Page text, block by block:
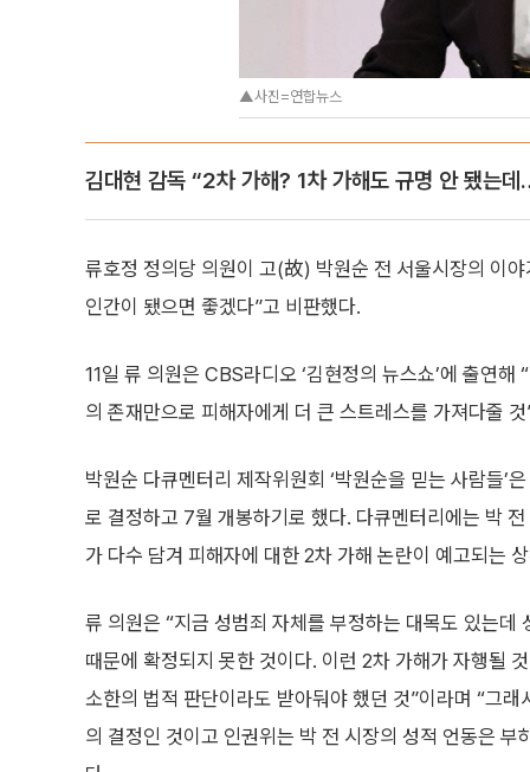
▲사진=연합뉴스
김대현 감독 “2차 가해? 1차 가해도 규명 안 됐는
류호정 정의당 의원이 고(故) 박원순 전 서울시장의 이
인간이 됐으면 좋겠다”고 비판했다.
11일 류 의원은 CBS라디오 ‘김현정의 뉴스쇼’에 출연
의 존재만으로 피해자에게 더 큰 스트레스를 가져다줄
박원순 다큐멘터리 제작위원회 ‘박원순을 믿는 사람들’
로 결정하고 7월 개봉하기로 했다. 다큐멘터리에는 박
가 다수 담겨 피해자에 대한 2차 가해 논란이 예고되는
류 의원은 “지금 성범죄 자체를 부정하는 대목도 있는데
때문에 확정되지 못한 것이다. 이런 2차 가해가 자행될
소한의 법적 판단이라도 받아둬야 했던 것”이라며 “그
의 결정인 것이고 인권위는 박 전 시장의 성적 언동은